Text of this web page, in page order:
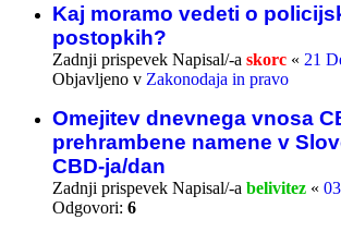
Kaj moramo vedeti o
postopkih?
Zadnji prispevek Napisal/-a skorc « 21
Objavljeno v Zakonodaja in pravo
Omejitev dnevnega vnosa
prehrambene namene v
CBD-ja/dan
Zadnji prispevek Napisal/-a belivitez «
Odgovori: 6